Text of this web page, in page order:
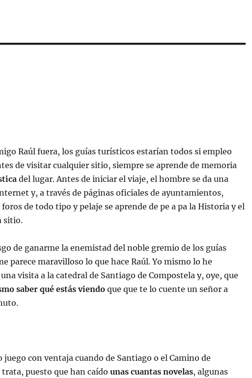
Raúl fuera, los guías turísticos estarían todos si empleo
de visitar cualquier sitio, siempre se aprende de memoria
del lugar. Antes de iniciar el viaje, el hombre se da una
y, a través de páginas oficiales de ayuntamientos,
de todo tipo y pelaje se aprende de pe a pa la Historia y el
sitio.
de ganarme la enemistad del noble gremio de los guías
parece maravilloso lo que hace Raúl. Yo mismo lo he
visita a la catedral de Santiago de Compostela y, oye, que
saber qué estás viendoque que te lo cuente un señor a
juego con ventaja cuando de Santiago o el Camino de
trata, puesto que han caído unas cuantas novelas, algunas